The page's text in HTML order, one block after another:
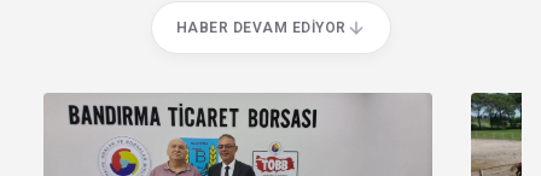
HABER DEVAM EDIYOR